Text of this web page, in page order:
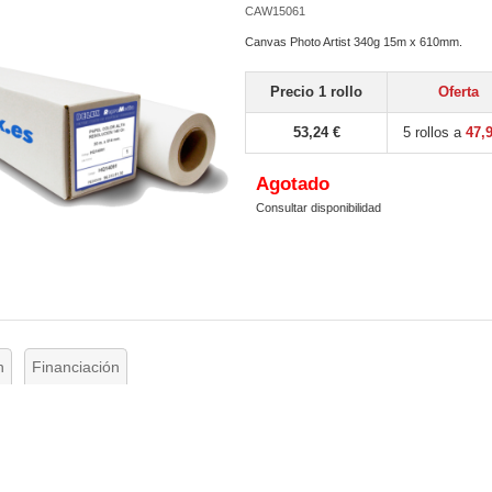
CAW15061
Canvas Photo Artist 340g 15m x 610mm.
Precio 1 rollo Oferta
53,24 € 5 rollos a
Agotado
Consultar disponibilidad
Financiación